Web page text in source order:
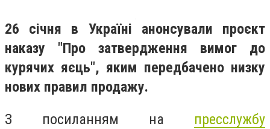
26 січня в Україні анонсували проєкт
наказу "Про затвердження вимог до
курячих яєць", яким передбачено низку
нових правил продажу.
З посиланням на пресслужбу